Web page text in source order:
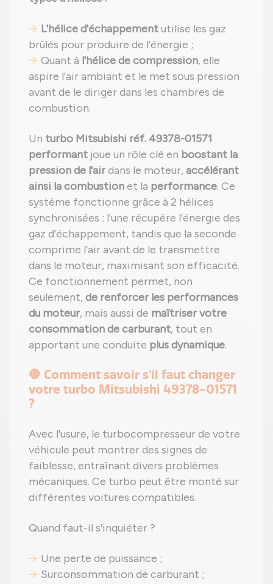
L'hélice d'échappementutilise les gaz
brûlés pour produire de l'énergie ;
Quant à l'hélice de compression, elle
aspire l'air ambiant et le met sous pression
avant de le diriger dans les chambres de
combustion.
Un turbo Mitsubishi réf. 49378-01571
performant joue un rôle clé en boostant la
pression de l'airdans le moteur, accélérant
ainsi la combustionet la performance. Ce
système fonctionne grâce à 2 hélices
synchronisées : l'une récupère l'énergie des
gaz d'échappement, tandis que la seconde
comprime l'air avant de le transmettre
dans le moteur, maximisant son efficacité.
Ce fonctionnement permet, non
seulement, de renforcer les performances
du moteur, mais aussi de maîtriser votre
consommation de carburant, tout en
apportant une conduite plus dynamique.
🛑 Comment savoir s'il faut changer
votre turbo Mitsubishi 49378-01571
?
Avec l'usure, le turbocompresseur de votre
véhicule peut montrer des signes de
faiblesse, entraînant divers problèmes
mécaniques. Ce turbo peut être monté sur
différentes voitures compatibles.
Quand faut-il s'inquiéter ?
Une perte de puissance ;
Surconsommation de carburant ;